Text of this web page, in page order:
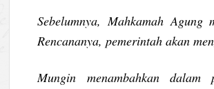
Sebelumnya, Mahkamah
Rencananya, pemerintah akan
Mungin menambahkan